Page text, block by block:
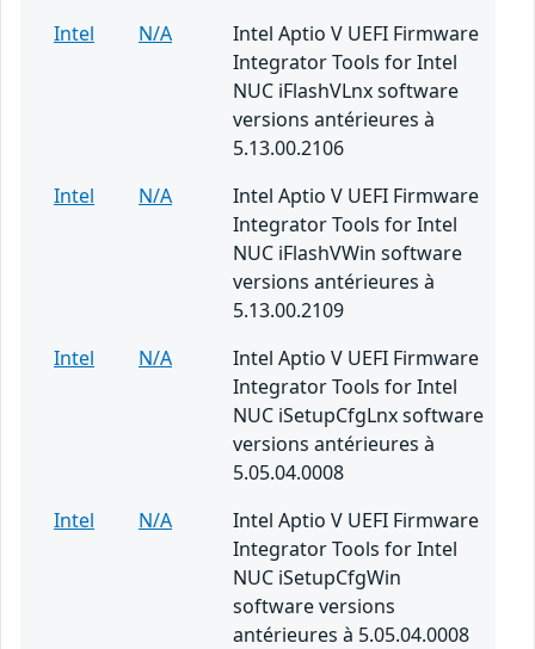
Intel
N/A
Intel Aptio V UEFI Firmware
Integrator Tools for Intel
NUC iFlashVLnx software
versions antérieures à
5.13.00.2106
Intel
N/A
Intel Aptio V UEFI Firmware
Integrator Tools for Intel
NUC iFlashVWin software
versions antérieures à
5.13.00.2109
Intel
N/A
Intel Aptio V UEFI Firmware
Integrator Tools for Intel
NUC iSetupCfgLnx software
versions antérieures à
5.05.04.0008
Intel
N/A
Intel Aptio V UEFI Firmware
Integrator Tools for Intel
NUC iSetupCfgWin
software versions
antérieures à 5.05.04.0008